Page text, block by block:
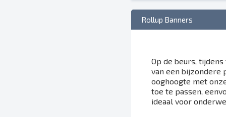
Rollup Banners
Op de beurs,
van een bijzondere
ooghoogte met
toe te passen,
ideaal voor